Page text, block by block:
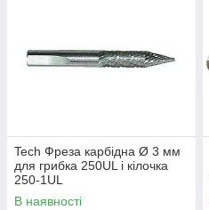
Tech Фреза карбідна Ø 3 мм
для грибка 250UL і кілочка
250-1UL
В наявності